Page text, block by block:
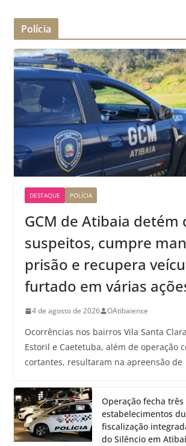
Polícia
DESTAQUE POLÍCIA
GCM de Atibaia detém
suspeitos, cumpre
prisão e recupera
furtado em várias
4 de agosto de 2026 OAtibaiense
Ocorrências nos bairros Vila Santa
Estoril e Caetetuba, além de operação
cortantes, resultaram na apreensão de
Operação fecha três
estabelecimentos
fiscalização
do Silêncio em